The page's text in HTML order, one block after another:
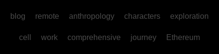
blog remote anthropology characters exploration
cell work comprehensive journey Ethereum